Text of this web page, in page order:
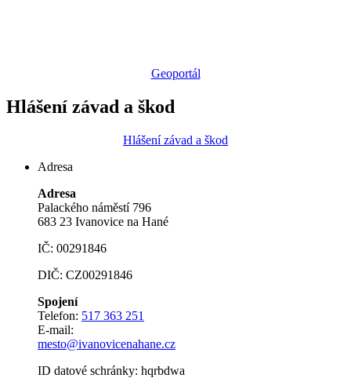
Geoportál
Hlášení závad a škod
Hlášení závad a škod
Adresa
Adresa
Palackého náměstí 796
683 23 Ivanovice na Hané
IČ: 00291846
DIČ: CZ00291846
Spojení
Telefon: 517 363 251
E-mail:
mesto@ivanovicenahane.cz
ID datové schránky: hqrbdwa